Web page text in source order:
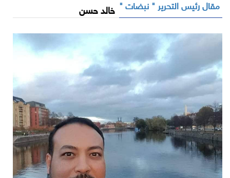
مقال رئيس التحرير " نبضات " خالد حسن